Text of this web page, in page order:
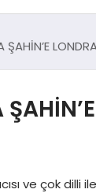
ŞAHİN’E
ve çok dilli